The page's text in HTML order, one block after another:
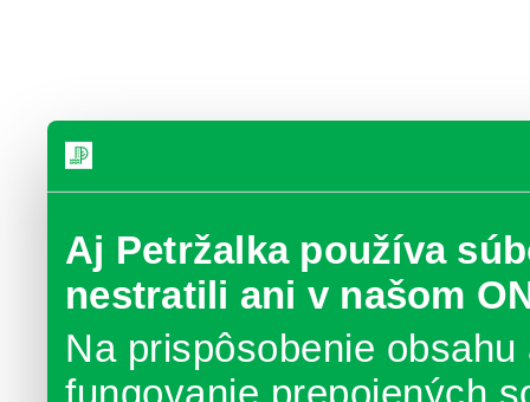
Aj Petržalka používa
nestratili ani v našom
Na prispôsobenie